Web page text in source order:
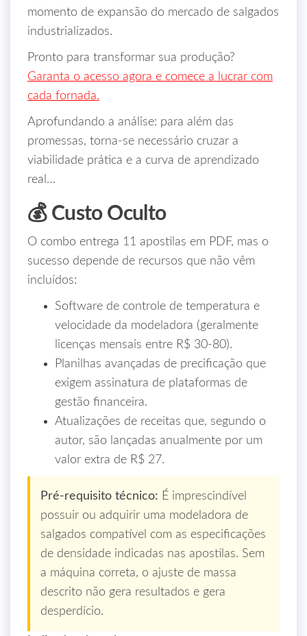
momento de expansão do mercado de salgados
industrializados.
Pronto para transformar sua produção?
Garanta o acesso agora e comece a lucrar com
cada fornada.
Aprofundando a análise: para além das
promessas, torna-se necessário cruzar a
viabilidade prática e a curva de aprendizado
real…
💰 Custo Oculto
O combo entrega 11 apostilas em PDF, mas o
sucesso depende de recursos que não vêm
incluídos:
Software de controle de temperatura e
velocidade da modeladora (geralmente
licenças mensais entre R$ 30‑80).
Planilhas avançadas de precificação que
exigem assinatura de plataformas de
gestão financeira.
Atualizações de receitas que, segundo o
autor, são lançadas anualmente por um
valor extra de R$ 27.
Pré‑requisito técnico: É imprescindível
possuir ou adquirir uma modeladora de
salgados compatível com as especificações
de densidade indicadas nas apostilas. Sem
a máquina correta, o ajuste de massa
descrito não gera resultados e gera
desperdício.